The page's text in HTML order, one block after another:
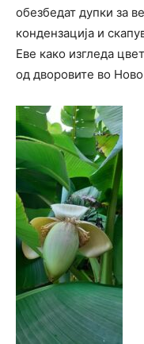
обезбедат дупки за
кондензација и
Еве како изгледа
од дворовите во